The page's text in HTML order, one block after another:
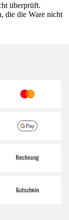
überprüft.
die die Ware nicht